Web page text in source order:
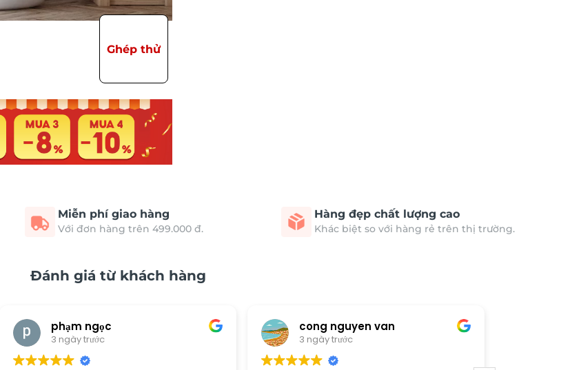
Ghép thử
Miễn phí giao hàng
Với đơn hàng trên 499.000 đ.
Hàng đẹp chất lượng cao
Khác biệt so với hàng rẻ trên thị trường.
Đánh giá từ khách hàng
phạm ngọc
3 ngày trước
cong nguyen van
3 ngày trước